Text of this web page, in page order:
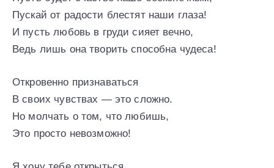
Пускай от радости блестят наши глаза!
И пусть любовь в груди сияет вечно,
Ведь лишь она творить способна чудеса!
Откровенно признаваться
В своих чувствах — это сложно.
Но молчать о том, что любишь,
Это просто невозможно!